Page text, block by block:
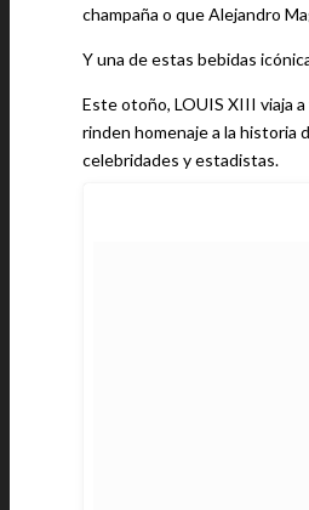
champaña o que Alejandro
Y una de estas bebidas
Este otoño, LOUIS XIII viaja
rinden homenaje a la historia
celebridades y estadistas.